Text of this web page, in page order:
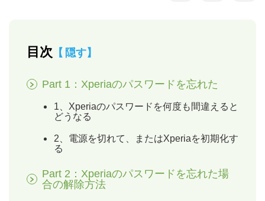
目次 隠す
Part 1：Xperiaのパスワードを忘れた
1、Xperiaのパスワードを何度も間違えると
どうなる
2、電源を切れて、またはXperiaを初期化す
る
Part 2：Xperiaのパスワードを忘れた場
合の解除方法